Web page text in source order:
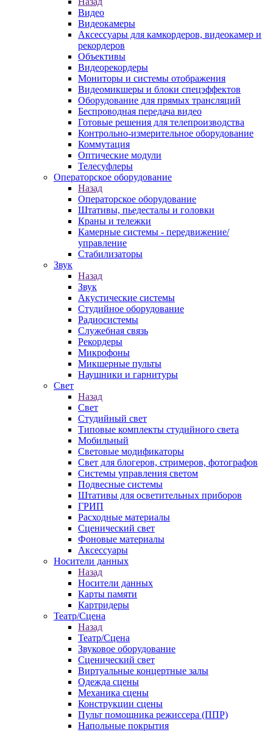
Видео
Видеокамеры
Аксессуары для камкордеров, видеокамер и
рекордеров
Объективы
Видеорекордеры
Мониторы и системы отображения
Видеомикшеры и блоки спецэффектов
Оборудование для прямых трансляций
Беспроводная передача видео
Готовые решения для телепроизводства
Контрольно-измерительное оборудование
Коммутация
Оптические модули
Телесуфлеры
Операторское оборудование
Назад
Операторское оборудование
Штативы, пьедесталы и головки
Краны и тележки
Камерные системы - передвижение/
управление
Стабилизаторы
Звук
Назад
Звук
Акустические системы
Студийное оборудование
Радиосистемы
Служебная связь
Рекордеры
Микрофоны
Микшерные пульты
Наушники и гарнитуры
Свет
Назад
Свет
Студийный свет
Типовые комплекты студийного света
Мобильный
Световые модификаторы
Свет для блогеров, стримеров, фотографов
Системы управления светом
Подвесные системы
Штативы для осветительных приборов
ГРИП
Расходные материалы
Сценический свет
Фоновые материалы
Аксессуары
Носители данных
Назад
Носители данных
Карты памяти
Картридеры
Театр/Сцена
Назад
Театр/Сцена
Звуковое оборудование
Сценический свет
Виртуальные концертные залы
Одежда сцены
Механика сцены
Конструкции сцены
Пульт помощника режиссера (ППР)
Напольные покрытия